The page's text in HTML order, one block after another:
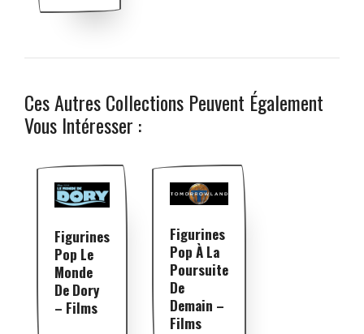
Ces Autres Collections Peuvent Également
Vous Intéresser :
Figurines
Pop Le
Monde
De Dory
– Films
Figurines
Pop À La
Poursuite
De
Demain –
Films